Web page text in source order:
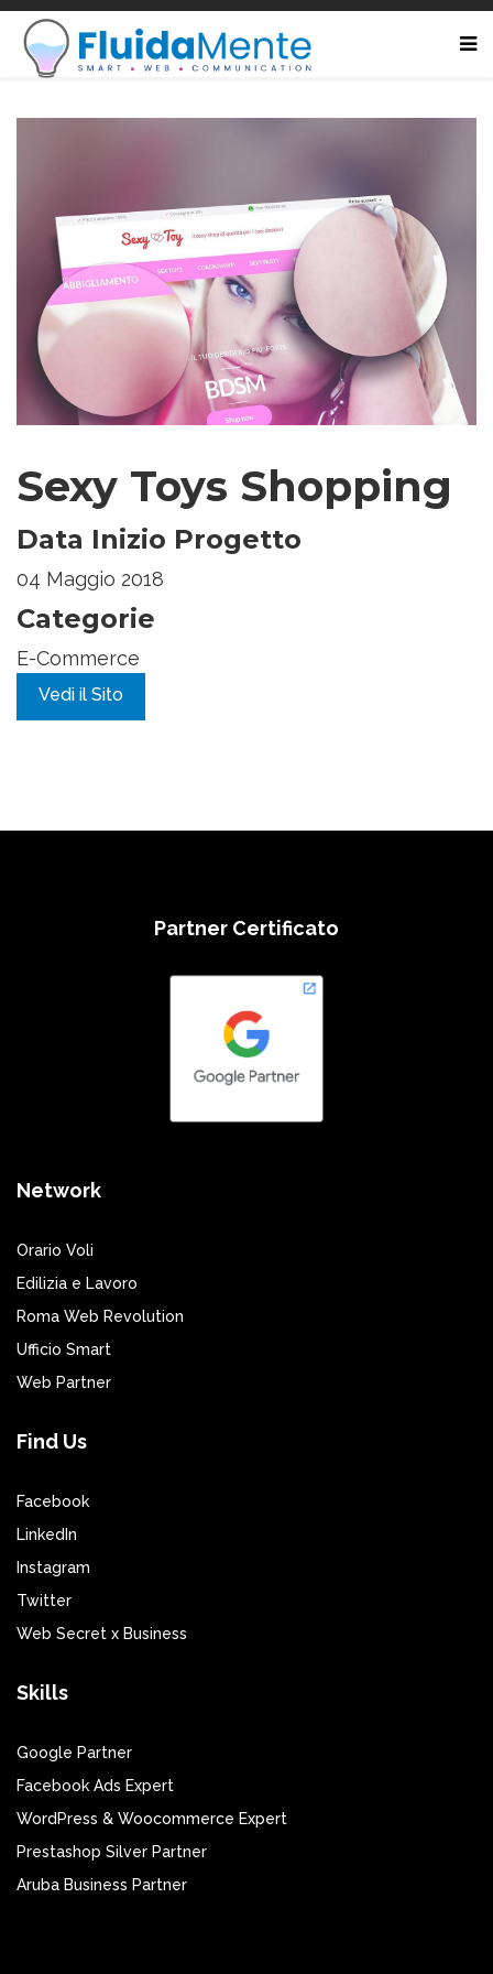
Sexy Toys Shopping
Data Inizio Progetto
04 Maggio 2018
Categorie
E-Commerce
Vedi il Sito
Partner Certificato
Network
Orario Voli
Edilizia e Lavoro
Roma Web Revolution
Ufficio Smart
Web Partner
Find Us
Facebook
LinkedIn
Instagram
Twitter
Web Secret x Business
Skills
Google Partner
Facebook Ads Expert
WordPress & Woocommerce Expert
Prestashop Silver Partner
Aruba Business Partner